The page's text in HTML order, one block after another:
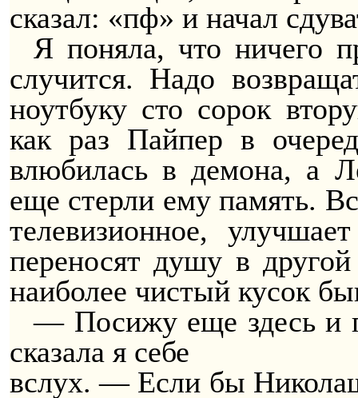
сказал: «пф» и начал
Я поняла, что ничего
случится. Надо
ноутбуку сто сорок
как раз Пайпер в
влюбилась в демона, а
еще стерли ему память.
телевизионное,
переносят душу в
наиболее чистый кусок
— Посижу еще здесь и
сказала я себе
вслух. — Если бы